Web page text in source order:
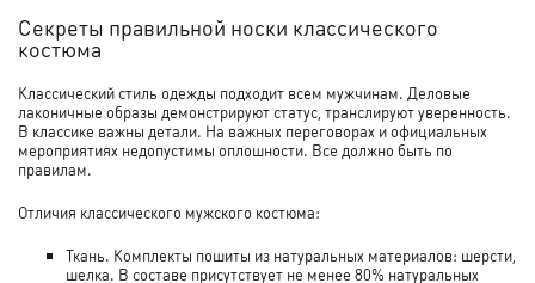
Секреты правильной носки классического
костюма
Классический стиль одежды подходит всем мужчинам. Деловые
лаконичные образы демонстрируют статус, транслируют уверенность.
В классике важны детали. На важных переговорах и официальных
мероприятиях недопустимы оплошности. Все должно быть по
правилам.
Отличия классического мужского костюма:
Ткань. Комплекты пошиты из натуральных материалов: шерсти,
шелка. В составе присутствует не менее 80% натуральных